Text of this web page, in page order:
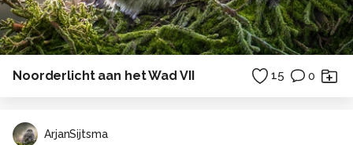
Noorderlicht aan het Wad VII 15 0
ArjanSijtsma